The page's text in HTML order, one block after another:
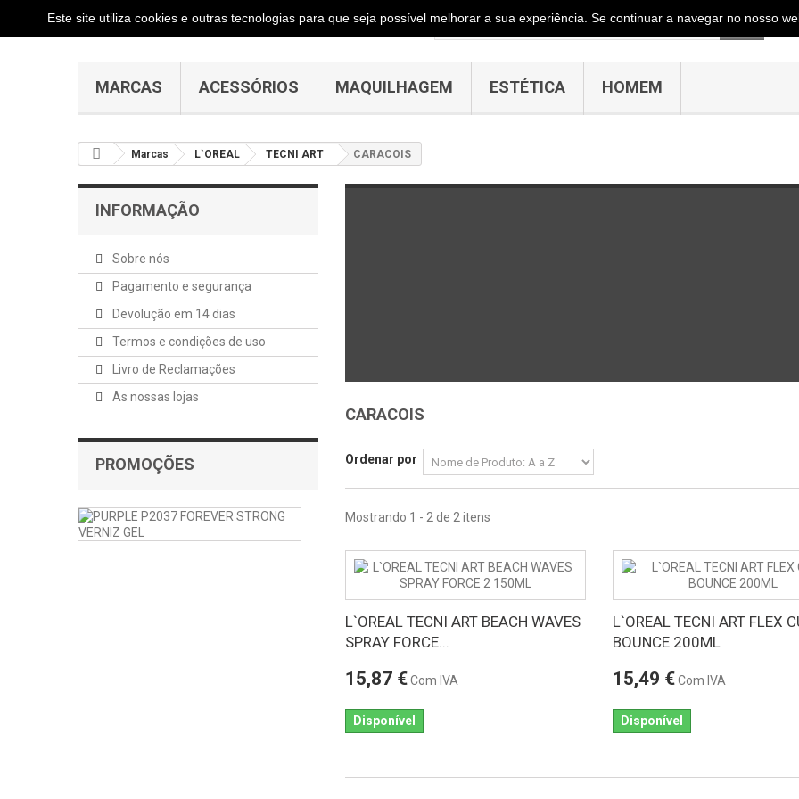
MARCAS ACESSÓRIOS MAQUILHAGEM ESTÉTICA HOMEM
Marcas L`OREAL TECNI ART CARACOIS
INFORMAÇÃO
Sobre nós
Pagamento e segurança
Devolução em 14 dias
Termos e condições de uso
Livro de Reclamações
As nossas lojas
PROMOÇÕES
PURPLE
P2037
FOREVER
PURPLE
P2037
STRONG
VERNIZ...
CARACOIS
Ordenar por
Mostrando 1 - 2 de 2 itens
L`OREAL TECNI ART BEACH WAVES
SPRAY FORCE...
15,87 €Com IVA
Disponível
L`OREAL TECNI ART FLEX
BOUNCE 200ML
15,49 €Com IVA
Disponível
Este site utiliza cookies e outras tecnologias para que seja possível melhorar a sua experiência. Se continuar a navegar no nosso